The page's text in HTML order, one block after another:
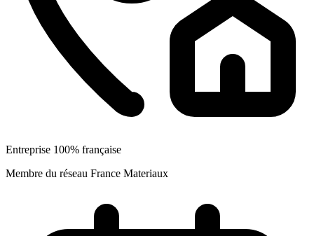
Entreprise 100% française
Membre du réseau France Materiaux